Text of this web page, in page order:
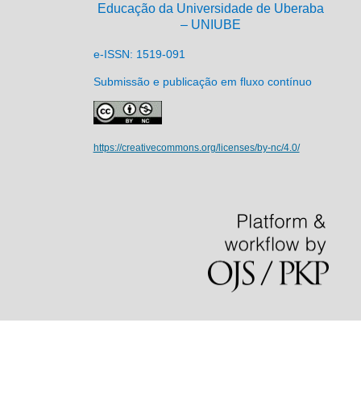
Educação da Universidade de Uberaba
– UNIUBE
e-ISSN: 1519-091
Submissão e publicação em fluxo contínuo
https://creativecommons.org/licenses/by-nc/4.0/